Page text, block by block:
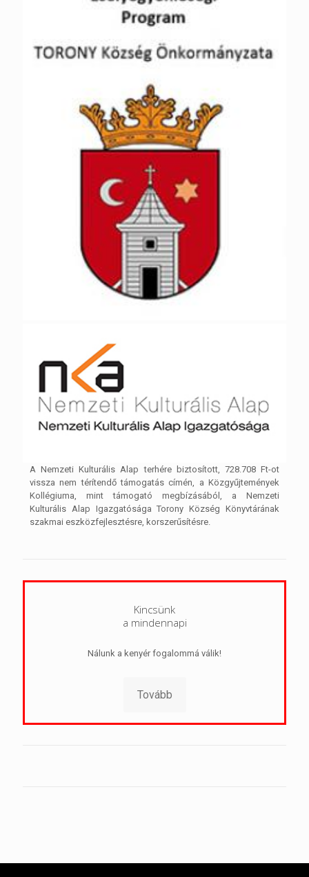
A Nemzeti Kulturális Alap terhére biztosított, 728.708 Ft-ot
vissza nem térítendő támogatás címén, a Közgyűjtemények
Kollégiuma, mint támogató megbízásából, a Nemzeti
Kulturális Alap Igazgatósága Torony Község Könyvtárának
szakmai eszközfejlesztésre, korszerűsítésre.
Kincsünk
a mindennapi
Nálunk a kenyér fogalommá válik!
Tovább